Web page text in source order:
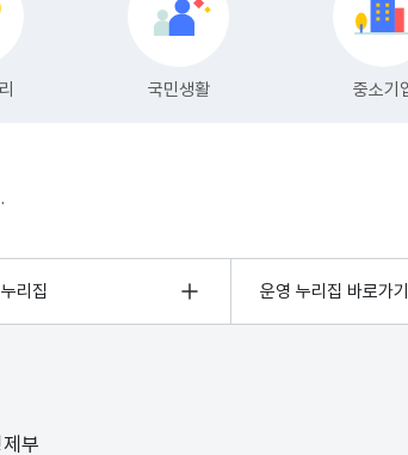
리집 운영 누리집 바로가기
부